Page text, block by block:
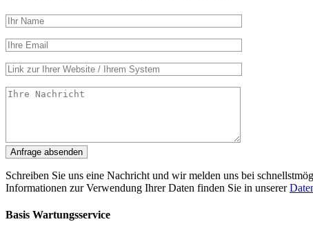
Schreiben Sie uns eine Nachricht und wir melden uns bei
Informationen zur Verwendung Ihrer Daten finden Sie in unserer
Basis Wartungsservice